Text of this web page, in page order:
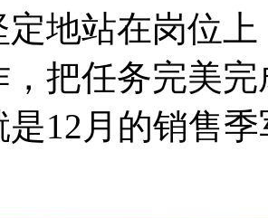
定地站在岗位
，把任务完美
是12月的销售季